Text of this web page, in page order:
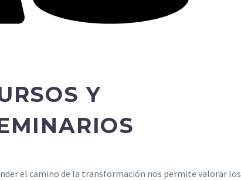
Y
el camino de la transformación nos permite valorar los